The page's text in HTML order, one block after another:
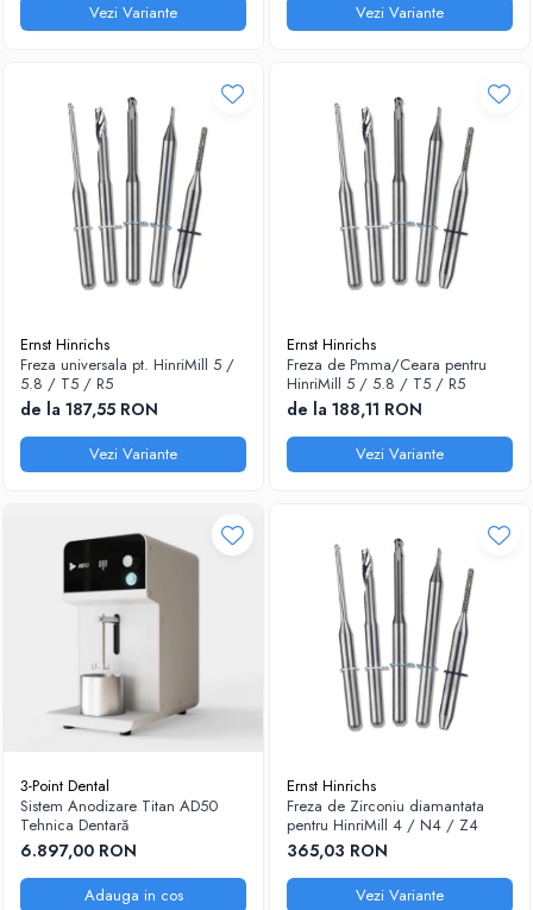
Vezi Variante Vezi Variante
Ernst Hinrichs
Freza universala pt. HinriMill 5 /
5.8 / T5 / R5
de la 187,55 RON
Vezi Variante
Ernst Hinrichs
Freza de Pmma/Ceara pentru
HinriMill 5 / 5.8 / T5 / R5
de la 188,11 RON
Vezi Variante
3-Point Dental
Sistem Anodizare Titan AD50
Tehnica Dentară
6.897,00 RON
Adauga in cos
Ernst Hinrichs
Freza de Zirconiu diamantata
pentru HinriMill 4 / N4 / Z4
365,03 RON
Vezi Variante